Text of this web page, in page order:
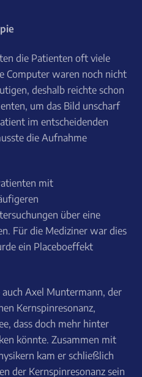
die Patienten oft viele
Computer waren noch nicht
deshalb reichte schon
um das Bild unscharf
im entscheidenden
die Aufnahme
mit
über eine
Für die Mediziner war dies
ein Placeboeffekt
Axel Muntermann, der
Kernspinresonanz,
dass doch mehr hinter
könnte. Zusammen mit
kam er schließlich
der Kernspinresonanz sein